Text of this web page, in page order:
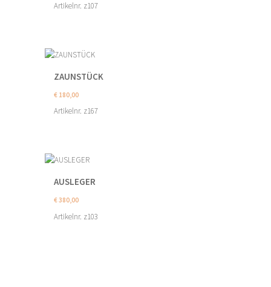
Artikelnr. z107
ZAUNSTÜCK
€ 180,00
Artikelnr. z167
AUSLEGER
€380,00
Artikelnr. z103